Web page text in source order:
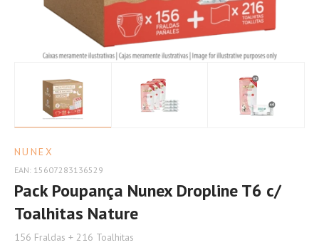
NUNEX
EAN: 15607283136529
Pack Poupança Nunex Dropline T6 c/
Toalhitas Nature
156 Fraldas + 216 Toalhitas